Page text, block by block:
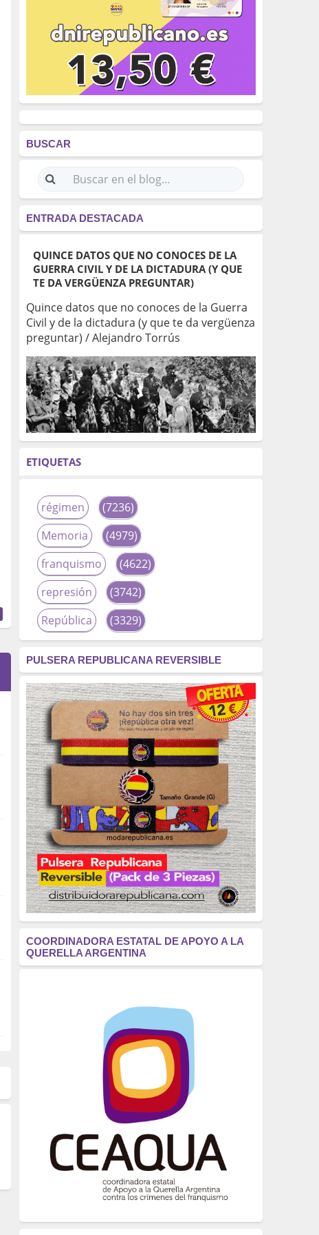
BUSCAR
ENTRADA DESTACADA
QUINCE DATOS QUE NO CONOCES DE LA
GUERRA CIVIL Y DE LA DICTADURA (Y QUE
TE DA VERGÜENZA PREGUNTAR)
Quince datos que no conoces de la Guerra
Civil y de la dictadura (y que te da vergüenza
preguntar) / Alejandro Torrús
ETIQUETAS
régimen
(7236)
Memoria
(4979)
franquismo
(4622)
represión
(3742)
República
(3329)
fascismo
(2677)
tardofranquismo
(2320)
Actualidad
(2319)
monarquía
(2253)
borbones
(2176)
Cultura
(2163)
Guerra
(1674)
genocidio
(1234)
mujer
(1070)
Eventos
(914)
Crímenes del franquismo
(721)
(699)
(607)
neofranquismo
(567)
Justicia Universal
Derechos Humanos
(522)
Nacionalcatolicismo
(514)
PULSERA REPUBLICANA REVERSIBLE
COORDINADORA ESTATAL DE APOYO A LA
QUERELLA ARGENTINA